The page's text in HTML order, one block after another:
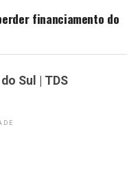
financiamento do
Sul | TDS